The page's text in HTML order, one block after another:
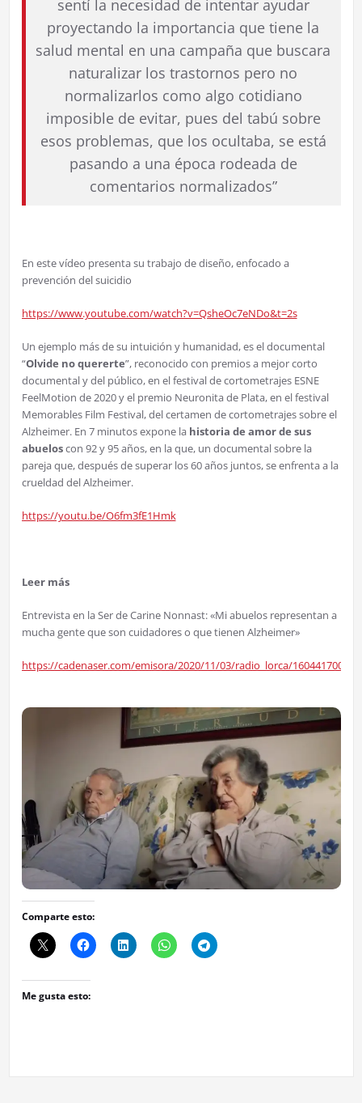
sentí la necesidad de intentar ayudar
proyectando la importancia que tiene la
salud mental en una campaña que buscara
naturalizar los trastornos pero no
normalizarlos como algo cotidiano
imposible de evitar, pues del tabú sobre
esos problemas, que los ocultaba, se está
pasando a una época rodeada de
comentarios normalizados”
En este vídeo presenta su trabajo de diseño, enfocado a
prevención del suicidio
https://www.youtube.com/watch?v=QsheOc7eNDo&t=2s
Un ejemplo más de su intuición y humanidad, es el documental
“Olvide no quererte”, reconocido con premios a mejor corto
documental y del público, en el festival de cortometrajes ESNE
FeelMotion de 2020 y el premio Neuronita de Plata, en el festival
Memorables Film Festival, del certamen de cortometrajes sobre el
Alzheimer. En 7 minutos expone la historia de amor de sus
abueloscon 92 y 95 años, en la que, un documental sobre la
pareja que, después de superar los 60 años juntos, se enfrenta a la
crueldad del Alzheimer.
https://youtu.be/O6fm3fE1Hmk
Leer más
Entrevista en la Ser de Carine Nonnast: «Mi abuelos representan a
mucha gente que son cuidadores o que tienen Alzheimer»
https://cadenaser.com/emisora/2020/11/03/radio_lorca/
Comparte esto:
Me gusta esto: